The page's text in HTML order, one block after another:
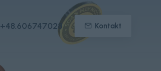
+48.606747028 Kontakt